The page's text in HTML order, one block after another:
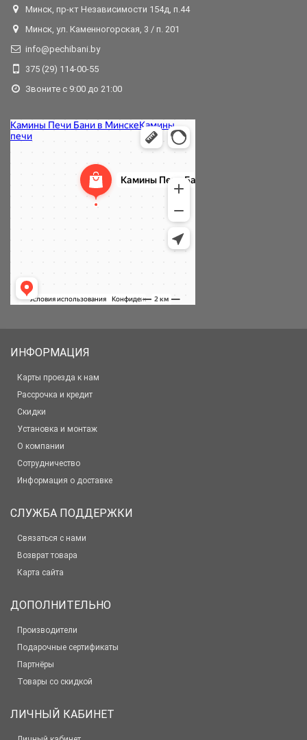
Минск, пр-кт Независимости 154д, п.44
Минск, ул. Каменногорская, 3 / п. 201
info@pechibani.by
375 (29) 114-00-55
Звоните с 9:00 до 21:00
ИНФОРМАЦИЯ
Карты проезда к нам
Рассрочка и кредит
Скидки
Установка и монтаж
О компании
Сотрудничество
Информация о доставке
СЛУЖБА ПОДДЕРЖКИ
Связаться с нами
Возврат товара
Карта сайта
ДОПОЛНИТЕЛЬНО
Производители
Подарочные сертификаты
Партнёры
Товары со скидкой
ЛИЧНЫЙ КАБИНЕТ